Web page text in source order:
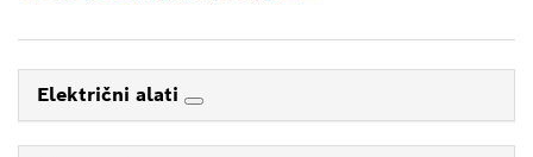
Električni alati